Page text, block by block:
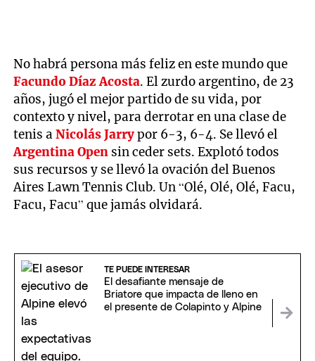
No habrá persona más feliz en este mundo que
Facundo Díaz Acosta. El zurdo argentino, de 23
años, jugó el mejor partido de su vida, por
contexto y nivel, para derrotar en una clase de
tenis aNicolás Jarrypor 6-3, 6-4. Se llevó el
Argentina Open sin ceder sets. Explotó todos
sus recursos y se llevó la ovación del Buenos
Aires Lawn Tennis Club. Un “Olé, Olé, Olé, Facu,
Facu, Facu” que jamás olvidará.
TE PUEDE INTERESAR
El desafiante mensaje de
Briatore que impacta de lleno en
el presente de Colapinto y Alpine